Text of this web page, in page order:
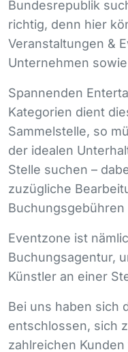
Bundesrepublik
richtig, denn hier
Veranstaltungen &
Unternehmen
Spannenden
Kategorien dient
Sammelstelle, so
der idealen
Stelle suchen –
zuzügliche
Buchungsgebühren
Eventzone ist
Buchungsagentur,
Künstler an einer
Bei uns haben sich
entschlossen, sich
zahlreichen